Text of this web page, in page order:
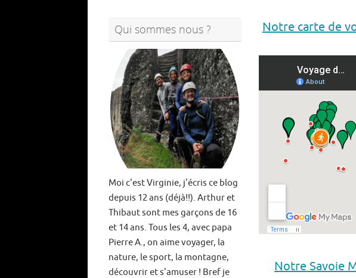
Qui sommes nous ?
Moi c'est Virginie, j'écris ce blog
depuis 12 ans (déjà!!). Arthur et
Thibaut sont mes garçons de 16
et 14 ans. Tous les 4, avec papa
Pierre A., on aime voyager, la
nature, le sport, la montagne,
découvrir et s'amuser ! Bref je
Notre carte de
Notre Savoie